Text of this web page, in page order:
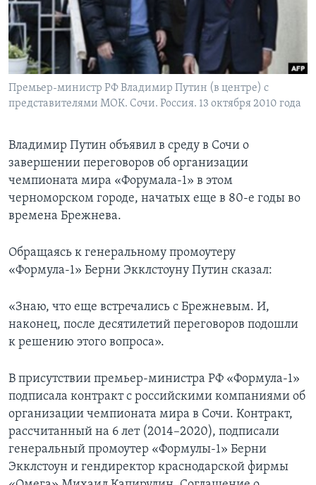
Learning English
СОЦИАЛЬНЫЕ СЕТИ
Премьер-министр РФ Владимир Путин (в центре) с
представителями МОК. Сочи. Россия. 13 октября 2010 года
Владимир Путин объявил в среду в Сочи о
завершении переговоров об организации
чемпионата мира «Форумала-1» в этом
черноморском городе, начатых еще в 80-е годы во
времена Брежнева.
Обращаясь к генеральному промоутеру
«Формула-1» Берни Экклстоуну Путин сказал:
«Знаю, что еще встречались с Брежневым. И,
наконец, после десятилетий переговоров подошли
к решению этого вопроса».
В присутствии премьер-министра РФ «Формула-1»
подписала контракт с российскими компаниями об
организации чемпионата мира в Сочи. Контракт,
рассчитанный на 6 лет (2014–2020), подписали
генеральный промоутер «Формулы-1» Берни
Экклстоун и гендиректор краснодарской фирмы